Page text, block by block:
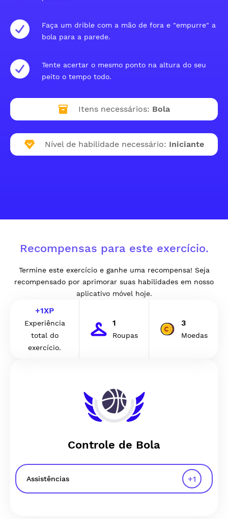
Faça um drible com a mão de fora e "empurre" a
bola para a parede.
Tente acertar o mesmo ponto na altura do seu
peito o tempo todo.
Itens necessários: Bola
Nível de habilidade necessário: Iniciante
Recompensas para este exercício.
Termine este exercício e ganhe uma recompensa! Seja
recompensado por aprimorar suas habilidades em nosso
aplicativo móvel hoje.
+1XP
Experiência
total do
exercício.
1
Roupas
3
Moedas
Controle de Bola
Assistências +1